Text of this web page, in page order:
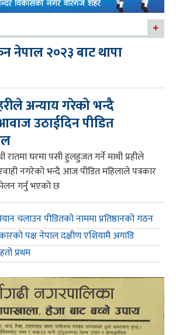
नेपाल २०२३ बाट थापा
अन्याय गरेको भन्दै
उठाईदिन पीडित
रातमा घरमा पसी हुलहुजत गर्ने माथी प्रहीले
नगरेको भन्दै आज पीडित महिलाले पत्रकार
गर्नु भएको छ
चलाउन पीडितको नाममा प्रतिष्ठानको गठन
पक्ष नेपाल दक्षीण एशियामै अगाडि
प्रथम